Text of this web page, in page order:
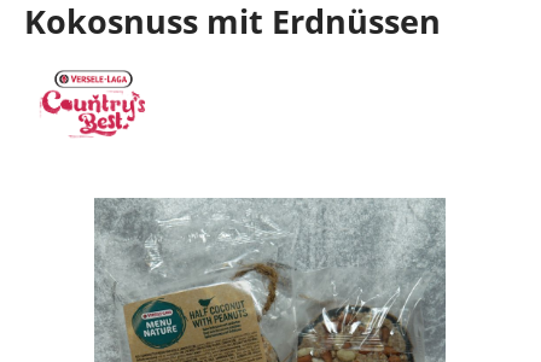
Kokosnuss mit Erdnüssen
Bildergalerie überspringen